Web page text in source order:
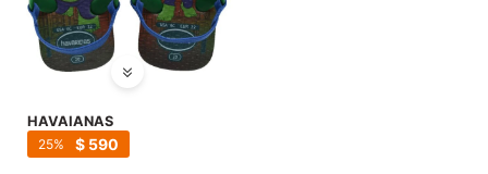
HAVAIANAS
$ 590
25